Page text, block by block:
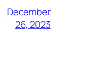
December
26, 2023